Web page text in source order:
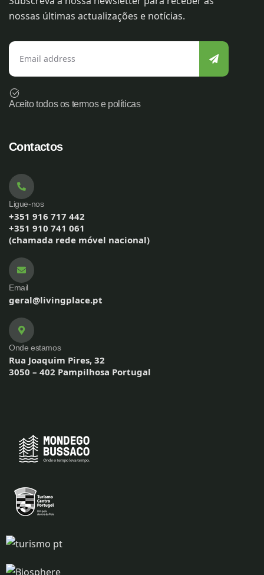
nossas últimas actualizações e notícias.
Aceito todos os termos e políticas
Contactos
Ligue-nos
+351 916 717 442
+351 910 741 061
(chamada rede móvel nacional)
Email
geral@livingplace.pt
Onde estamos
Rua Joaquim Pires, 32
3050 – 402 Pampilhosa Portugal